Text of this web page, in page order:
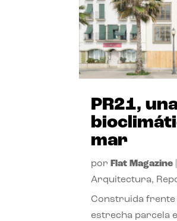
PR21,
mar
por Flat Magazine
Arquitectura,
Construida frente
estrecha parcela